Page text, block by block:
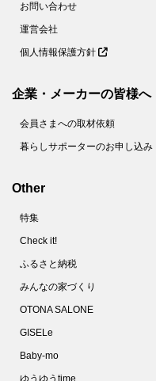
お問い合わせ
運営会社
個人情報保護方針
企業・メーカーの皆様へ
会員さまへの取材依頼
暮らしサポーターのお申し込み
Other
特集
Check it!
ふるさと納税
みんなの家づくり
OTONA SALONE
GISELe
Baby-mo
ゆうゆうtime